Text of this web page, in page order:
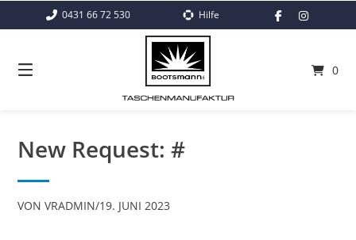
0431 66 72 530 Hilfe
0
New Request: #
VONVRADMIN/19. JUNI 2023